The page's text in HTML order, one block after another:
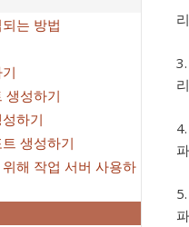
는 방법
생성하기
하기
생성하기
해 작업 서버 사용하